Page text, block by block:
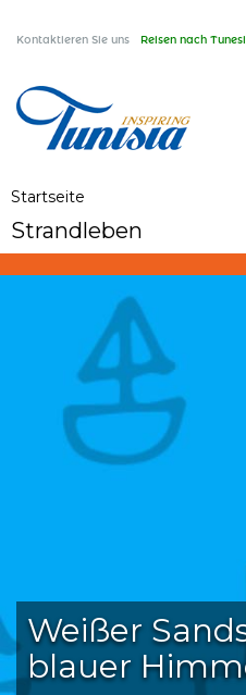
Direkt
Kontaktieren Sie uns Reisen nach
Sie
sind
hier
Startseite
Strandleben
Weißer
blauer